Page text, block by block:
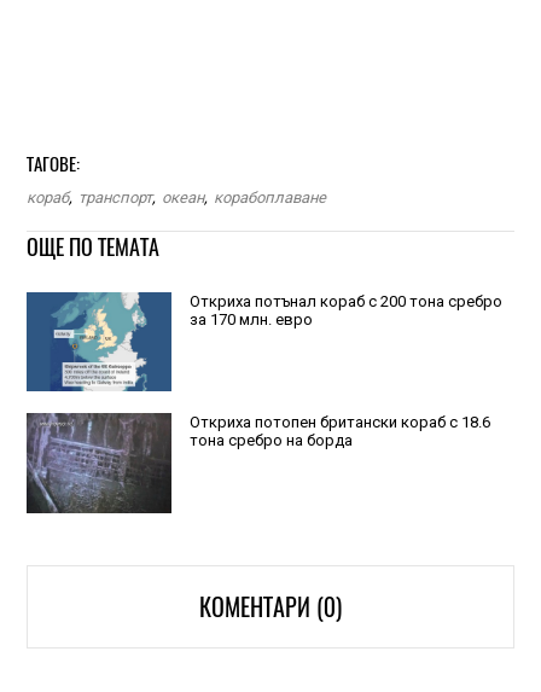
ТАГОВЕ:
кораб, транспорт, океан, корабоплаване
ОЩЕ ПО ТЕМАТА
Откриха потънал кораб с 200 тона сребро
за 170 млн. евро
Откриха потопен британски кораб с 18.6
тона сребро на борда
КОМЕНТАРИ (0)